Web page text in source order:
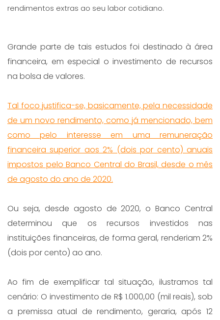
rendimentos extras ao seu labor cotidiano.
Grande parte de tais estudos foi destinado à área
financeira, em especial o investimento de recursos
na bolsa de valores.
Tal foco justifica-se, basicamente, pela necessidade
de um novo rendimento, como já mencionado, bem
como pelo interesse em uma remuneração
financeira superior aos 2% (dois por cento) anuais
impostos pelo Banco Central do Brasil, desde o mês
de agosto do ano de 2020.
Ou seja, desde agosto de 2020, o Banco Central
determinou que os recursos investidos nas
instituições financeiras, de forma geral, renderiam 2%
(dois por cento) ao ano.
Ao fim de exemplificar tal situação, ilustramos tal
cenário: O investimento de R$ 1.000,00 (mil reais), sob
a premissa atual de rendimento, geraria, após 12